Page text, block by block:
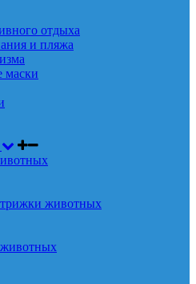
отдыха
и пляжа
маски
животных